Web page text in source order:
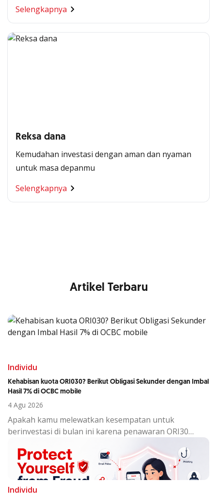
Selengkapnya
Reksa dana
Kemudahan investasi dengan aman dan nyaman
untuk masa depanmu
Selengkapnya
Segala Kemudahan Ada
di Satu Genggaman
Artikel Terbaru
Individu
Kehabisan kuota ORI030? Berikut Obligasi Sekunder dengan Imbal
Hasil 7% di OCBC mobile
4 Agu 2026
Apakah kamu melewatkan kesempatan untuk
berinvestasi di bulan ini karena penawaran ORI30
Individu